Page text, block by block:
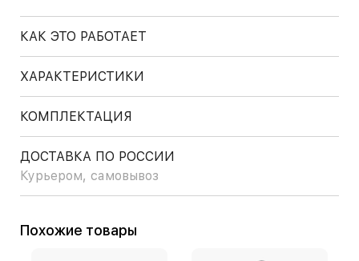
КАК ЭТО РАБОТАЕТ
ХАРАКТЕРИСТИКИ
КОМПЛЕКТАЦИЯ
ДОСТАВКА ПО РОССИИ
Курьером, самовывоз
Похожие товары